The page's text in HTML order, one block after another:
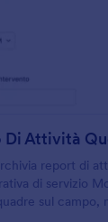
Di Attività
report di
di servizio
sul campo,